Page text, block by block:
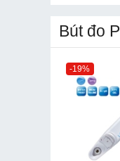
Bút đo
-19%